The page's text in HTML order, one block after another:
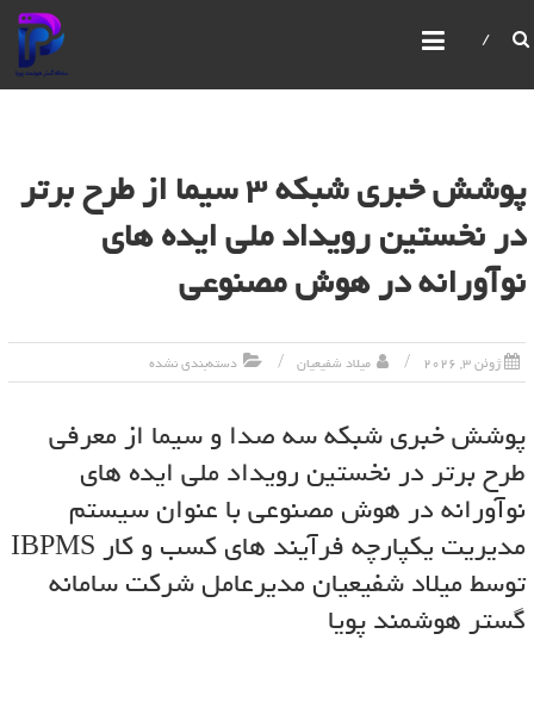
سامانه گستر هوشمند پویا
IBPMS یک سیستم یکپارچه مدیریت فرآیندهای کسب و
سازمان‌ها را با استفاده از رابط‌های گرافیکی فراهم می‌کندپوشش خبری شبکه 3 سیما از طرح برتر
در نخستین رویداد ملی ایده های
نوآورانه در هوش مصنوعی
ژوئن 3, 2026 میلاد شفیعیان دسته‌بندی نشده
پوشش خبری شبکه سه صدا و سیما از معرفی
طرح برتر در نخستین رویداد ملی ایده های
نوآورانه در هوش مصنوعی با عنوان سیستم
مدیریت یکپارچه فرآیند های کسب و کار IBPMS
توسط میلاد شفیعیان مدیرعامل شرکت سامانه
گستر هوشمند پویا